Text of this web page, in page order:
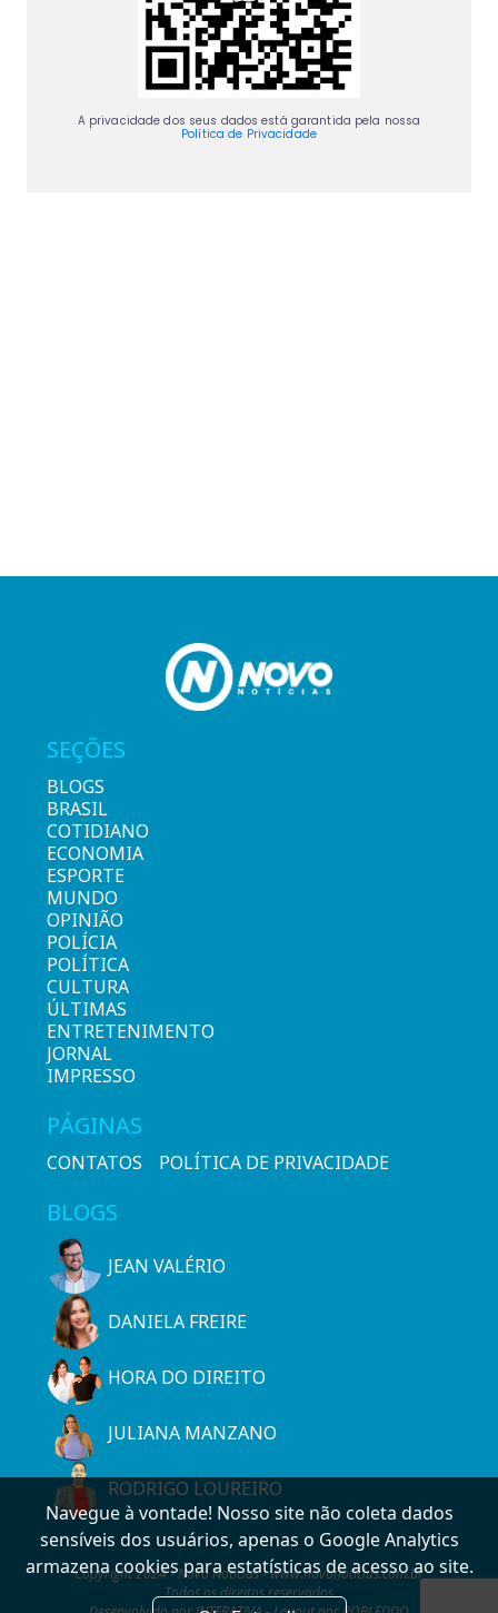
A privacidade dos seus dados está garantida pela nossa
Política de Privacidade
SEÇÕES
BLOGS
BRASIL
COTIDIANO
ECONOMIA
ESPORTE
MUNDO
OPINIÃO
POLÍCIA
POLÍTICA
CULTURA
ÚLTIMAS
ENTRETENIMENTO
JORNAL
IMPRESSO
PÁGINAS
CONTATOS POLÍTICA DE PRIVACIDADE
BLOGS
JEAN VALÉRIO
DANIELA FREIRE
HORA DO DIREITO
JULIANA MANZANO
RODRIGO LOUREIRO
Copyright 2024 - Novo Notícias - www.novonoticias.com.br
Todos os direitos reservados
Navegue à vontade! Nosso site não coleta dados
sensíveis dos usuários, apenas o Google Analytics
armazena cookies para estatísticas de acesso ao site.